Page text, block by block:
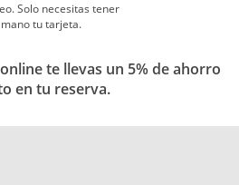
Solo necesitas tener
tu tarjeta.
te llevas un 5% de ahorro
en tu reserva.